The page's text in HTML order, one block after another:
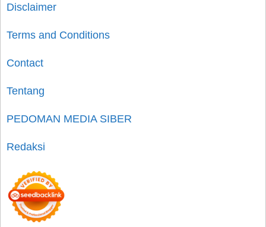
Disclaimer
Terms and Conditions
Contact
Tentang
PEDOMAN MEDIA SIBER
Redaksi